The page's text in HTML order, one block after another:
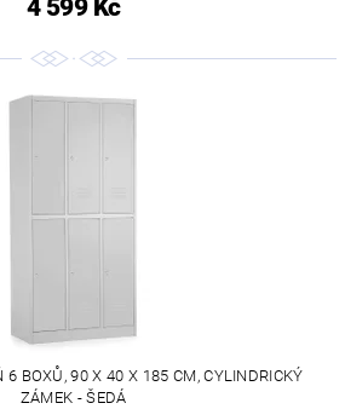
4 599 Kč
6 BOXŮ, 90 X 40 X 185 CM, CYLINDRICKÝ
ZÁMEK - ŠEDÁ